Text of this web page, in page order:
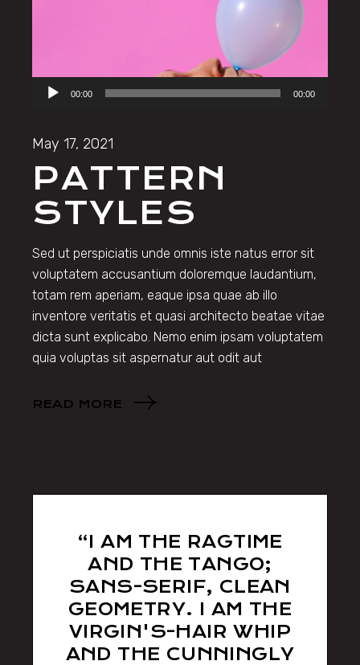
Audio
00:00 00:00
May 17, 2021
PATTERN
STYLES
Sed ut perspiciatis unde omnis iste natus error sit
voluptatem accusantium doloremque laudantium,
totam rem aperiam, eaque ipsa quae ab illo
inventore veritatis et quasi architecto beatae vitae
dicta sunt explicabo. Nemo enim ipsam voluptatem
quia voluptas sit aspernatur aut odit aut
READ MORE
“I AM THE RAGTIME
AND THE TANGO;
SANS-SERIF, CLEAN
GEOMETRY. I AM THE
VIRGIN'S-HAIR WHIP
AND THE CUNNINGLY